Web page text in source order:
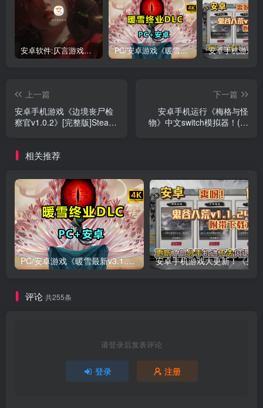
安卓软件:仄言游戏库4.0APP全新上架了！没有下的赶紧下载呀！ PC/安卓游戏《暖雪最新v3.1.0.1》终业DLC整合版！
上一篇
安卓手机游戏《边境丧尸检
察官v1.0.2》[完整版]Steam
下一篇
安卓手机运行《梅格与怪
物》中文switch模拟器！(游
相关推荐
PC/安卓游戏《暖雪最新v3.1.0.1》终业DLC整合版！
评论 共255条
请登录后发表评论
登录 注册